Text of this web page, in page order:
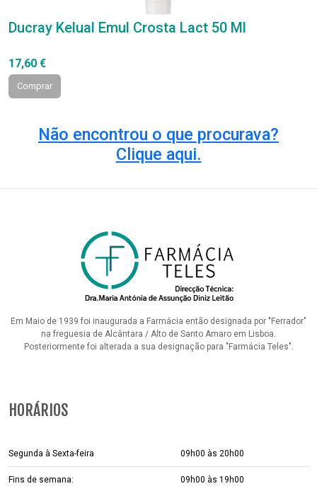
Ducray Kelual Emul Crosta Lact 50 Ml
17,60 €
Comprar
Não encontrou o que procurava?
Clique aqui.
Em Maio de 1939 foi inaugurada a Farmácia então designada por "Ferrador"
na freguesia de Alcântara / Alto de Santo Amaro em Lisboa.
Posteriormente foi alterada a sua designação para "Farmácia Teles".
HORÁRIOS
Segunda à Sexta-feira 09h00 às 20h00
Fins de semana: 09h00 às 19h00